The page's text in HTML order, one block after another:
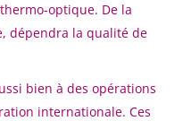
optique. De la
dépendra la qualité de
bien à des opérations
internationale. Ces